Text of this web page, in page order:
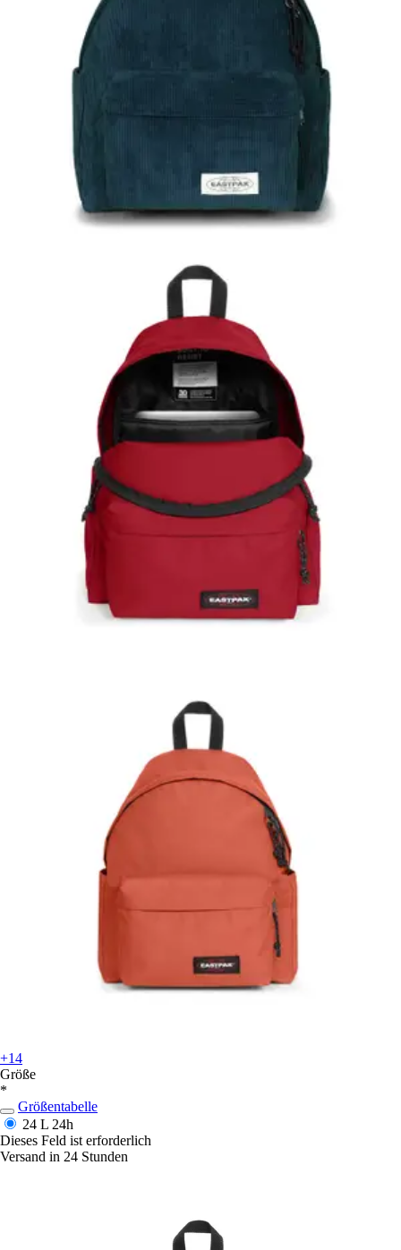
+14
Größe
*
Größentabelle
24 L 24h
Dieses Feld ist erforderlich
Versand in 24 Stunden